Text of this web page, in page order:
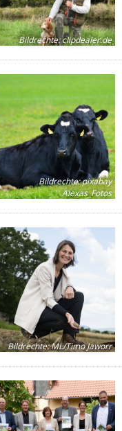
Bildrechte:clipdealer.de
Bildrechte:pixabay
Alexas_Fotos
Bildrechte:ML/Timo Jaworr